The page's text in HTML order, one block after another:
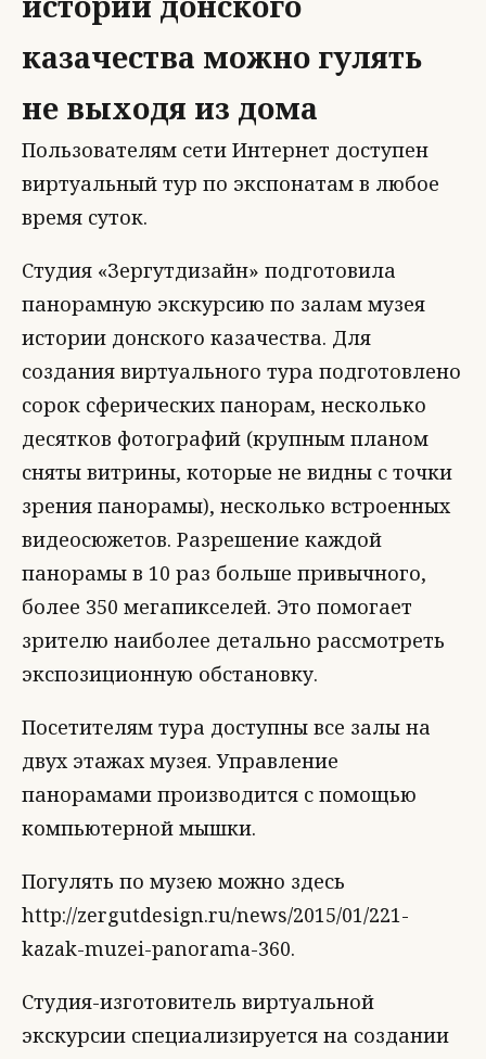
казачества можно гулять
не выходя из дома
Пользователям сети Интернет доступен
виртуальный тур по экспонатам в любое
время суток.
Студия «Зергутдизайн» подготовила
панорамную экскурсию по залам музея
истории донского казачества. Для
создания виртуального тура подготовлено
сорок сферических панорам, несколько
десятков фотографий (крупным планом
сняты витрины, которые не видны с точки
зрения панорамы), несколько встроенных
видеосюжетов. Разрешение каждой
панорамы в 10 раз больше привычного,
более 350 мегапикселей. Это помогает
зрителю наиболее детально рассмотреть
экспозиционную обстановку.
Посетителям тура доступны все залы на
двух этажах музея. Управление
панорамами производится с помощью
компьютерной мышки.
Погулять по музею можно здесь
http://zergutdesign.ru/news/2015/01/221-
kazak-muzei-panorama-360.
Студия-изготовитель виртуальной
экскурсии специализируется на создании